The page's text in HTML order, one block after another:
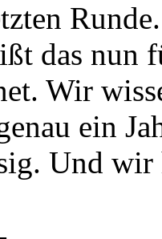
das nun
Wir
ein
Und